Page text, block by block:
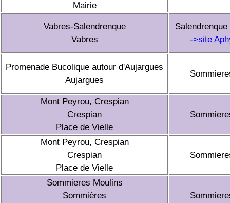
Mairie
Vabres-Salendrenque
Vabres
Salendrenque
->site
Promenade Bucolique autour d'Aujargues
Aujargues
Mont Peyrou, Crespian
Crespian
Place de Vielle
Mont Peyrou, Crespian
Crespian
Place de Vielle
Sommieres Moulins
Sommières